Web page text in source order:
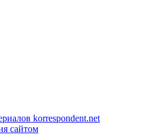
korrespondent.net
сайтом